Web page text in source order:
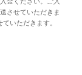
させていただきま
いただきます。